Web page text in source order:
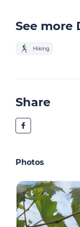
See more
Hiking
Share
Photos